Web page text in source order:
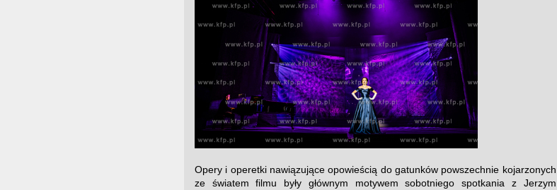
Opery i operetki nawiązujące opowieścią do gatunków powszechnie kojarzonych
ze światem filmu były głównym motywem sobotniego spotkania z Jerzym